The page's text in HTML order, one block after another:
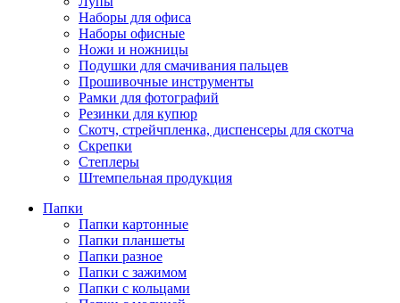
Наборы для офиса
Наборы офисные
Ножи и ножницы
Подушки для смачивания пальцев
Прошивочные инструменты
Рамки для фотографий
Резинки для купюр
Скотч, стрейчпленка, диспенсеры для скотча
Скрепки
Степлеры
Штемпельная продукция
Папки
Папки картонные
Папки планшеты
Папки разное
Папки с зажимом
Папки с кольцами